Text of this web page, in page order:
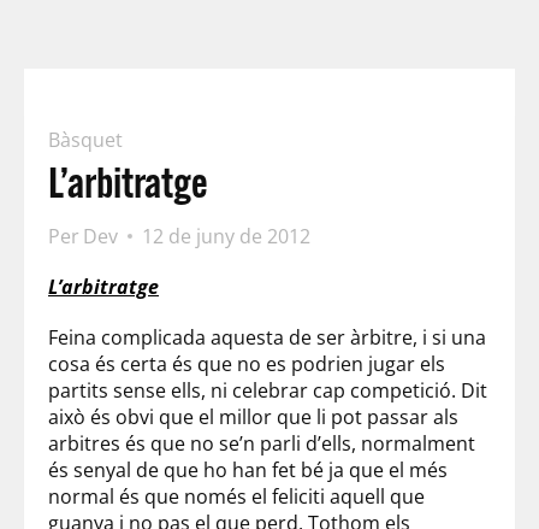
Bàsquet
L’arbitratge
Per Dev
12 de juny de 2012
L’arbitratge
Feina complicada aquesta de ser àrbitre, i si una
cosa és certa és que no es podrien jugar els
partits sense ells, ni celebrar cap competició. Dit
això és obvi que el millor que li pot passarals
arbitres és que no se’n parli d’ells, normalment
és senyal de que ho han fet bé ja que el més
normal és que només el feliciti aquell que
guanya i no pas el que perd. Tothom els